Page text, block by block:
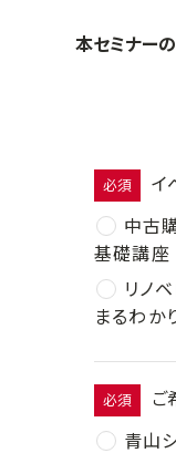
本セミナー
必須
イ
中古
基礎講座
リノ
まるわか
必須
ご
青山